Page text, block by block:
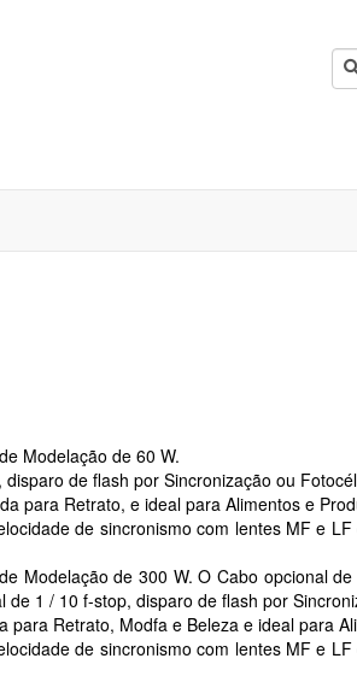
Modelação de 60 W.
de flash por Sincronização ou
para Retrato, e ideal para Alimentos e
de sincronismo com lentes MF e
Modelação de 300 W. O Cabo opcional
1 / 10 f-stop, disparo de flash por
para Retrato, Modfa e Beleza e ideal para
de sincronismo com lentes MF e